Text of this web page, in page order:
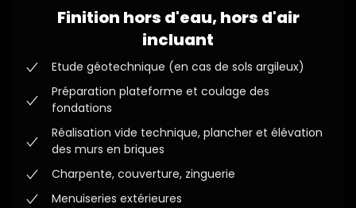
Finition hors d'eau, hors d'air
incluant
Etude géotechnique (en cas de sols argileux)
Préparation plateforme et coulage des
fondations
Réalisation vide technique, plancher et élévation
des murs en briques
Charpente, couverture, zinguerie
Menuiseries extérieures